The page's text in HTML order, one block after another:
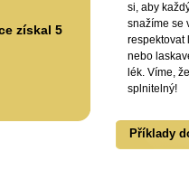
získal 5
si, aby
snažíme se
respektovat
nebo
lék. Víme,
splnitelný!
Příklady